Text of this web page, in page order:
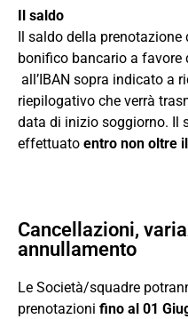
Il saldo
Il saldo della
bonifico bancario a favore
all’IBAN sopra indicato a
riepilogativo che verrà
data di inizio soggiorno. Il
effettuato entro non oltre
Cancellazioni,
annullamento
Le Società/squadre
prenotazioni fino al 01